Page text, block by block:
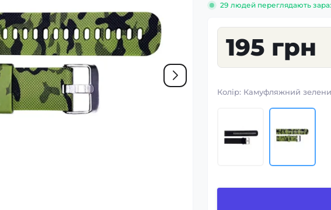
29 людей переглядають
195 грн
Колір: Камуфляжний